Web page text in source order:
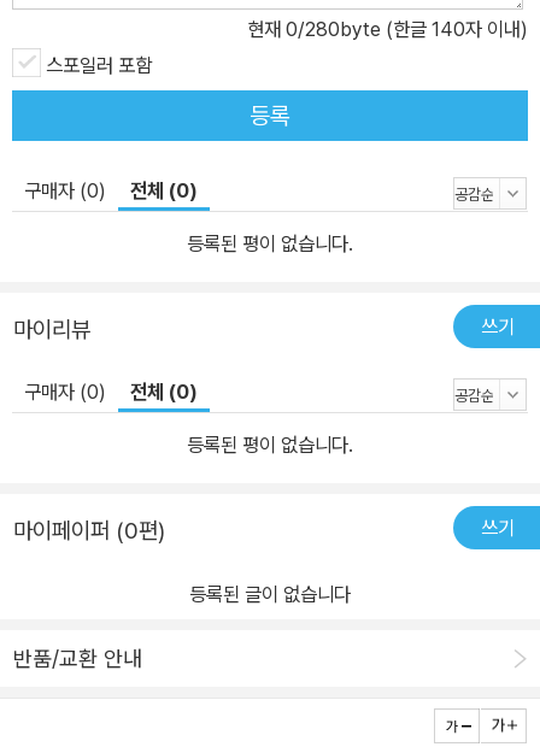
현재 0/280byte (한글 140자 이내)
스포일러 포함
등록
구매자 (0) 전체 (0)
등록된 평이 없습니다.
마이리뷰 쓰기
구매자 (0) 전체 (0)
등록된 평이 없습니다.
마이페이퍼 (0편) 쓰기
등록된 글이 없습니다
반품/교환 안내